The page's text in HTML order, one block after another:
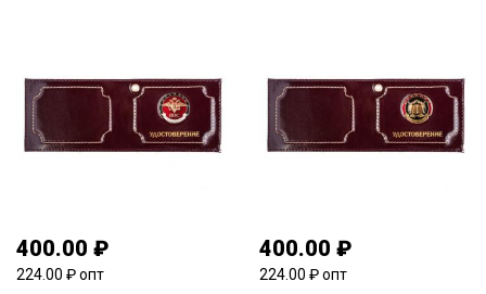
400.00 ₽
224.00 ₽ опт
400.00 ₽
224.00 ₽ опт